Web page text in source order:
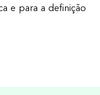
e para a definição